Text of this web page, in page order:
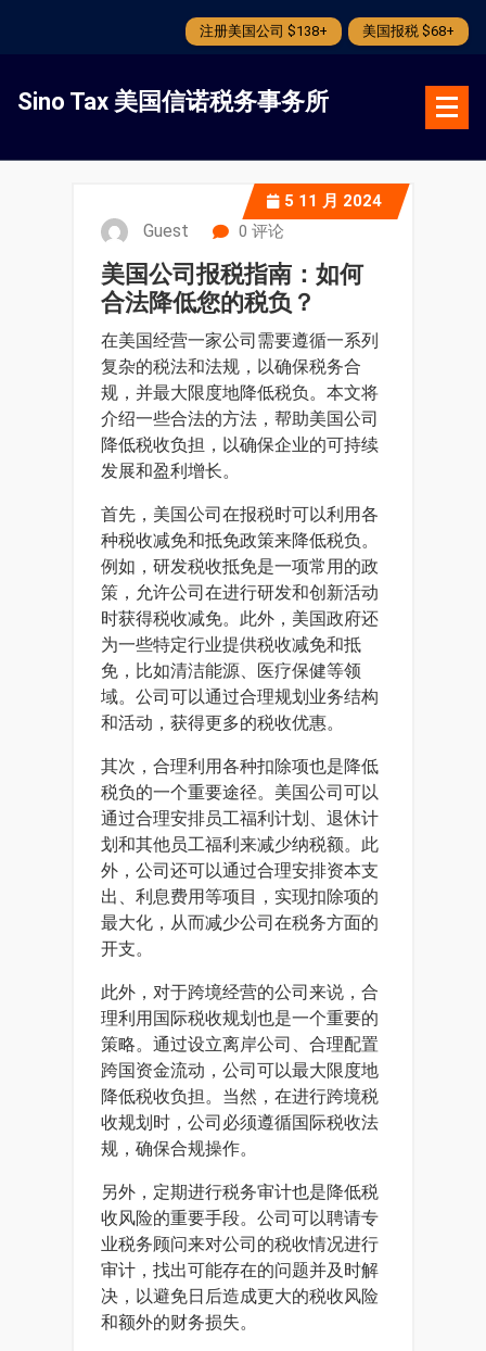
注册美国公司 $138+ 美国报税 $68+
Sino Tax 美国信诺税务事务所
5 11 月 2024
Guest 0 评论
美国公司报税指南：如何
合法降低您的税负？
在美国经营一家公司需要遵循一系列
复杂的税法和法规，以确保税务合
规，并最大限度地降低税负。本文将
介绍一些合法的方法，帮助美国公司
降低税收负担，以确保企业的可持续
发展和盈利增长。
首先，美国公司在报税时可以利用各
种税收减免和抵免政策来降低税负。
例如，研发税收抵免是一项常用的政
策，允许公司在进行研发和创新活动
时获得税收减免。此外，美国政府还
为一些特定行业提供税收减免和抵
免，比如清洁能源、医疗保健等领
域。公司可以通过合理规划业务结构
和活动，获得更多的税收优惠。
其次，合理利用各种扣除项也是降低
税负的一个重要途径。美国公司可以
通过合理安排员工福利计划、退休计
划和其他员工福利来减少纳税额。此
外，公司还可以通过合理安排资本支
出、利息费用等项目，实现扣除项的
最大化，从而减少公司在税务方面的
开支。
此外，对于跨境经营的公司来说，合
理利用国际税收规划也是一个重要的
策略。通过设立离岸公司、合理配置
跨国资金流动，公司可以最大限度地
降低税收负担。当然，在进行跨境税
收规划时，公司必须遵循国际税收法
规，确保合规操作。
另外，定期进行税务审计也是降低税
收风险的重要手段。公司可以聘请专
业税务顾问来对公司的税收情况进行
审计，找出可能存在的问题并及时解
决，以避免日后造成更大的税收风险
和额外的财务损失。